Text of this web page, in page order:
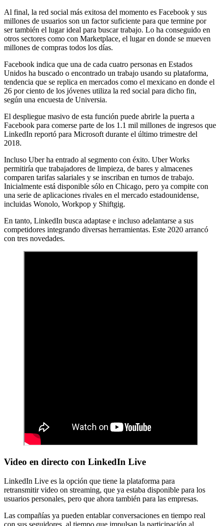
Al final, la red social más exitosa del momento es Facebook y sus
millones de usuarios son un factor suficiente para que termine por
ser también el lugar ideal para buscar trabajo. Lo ha conseguido en
otros sectores como con Marketplace, el lugar en donde se mueven
millones de compras todos los días.
Facebook indica que una de cada cuatro personas en Estados
Unidos ha buscado o encontrado un trabajo usando su plataforma,
tendencia que se replica en mercados como el mexicano en donde el
26 por ciento de los jóvenes utiliza la red social para dicho fin,
según una encuesta de Universia.
El despliegue masivo de esta función puede abrirle la puerta a
Facebook para comerse parte de los 1.1 mil millones de ingresos que
LinkedIn reportó para Microsoft durante el último trimestre del
2018.
Incluso Uber ha entrado al segmento con éxito. Uber Works
permitiría que trabajadores de limpieza, de bares y almacenes
comparen tarifas salariales y se inscriban en turnos de trabajo.
Inicialmente está disponible sólo en Chicago, pero ya compite con
una serie de aplicaciones rivales en el mercado estadounidense,
incluidas Wonolo, Workpop y Shiftgig.
En tanto, LinkedIn busca adaptase e incluso adelantarse a sus
competidores integrando diversas herramientas. Este 2020 arrancó
con tres novedades.
Video en directo con LinkedIn Live
LinkedIn Live es la opción que tiene la plataforma para
retransmitir video on streaming, que ya estaba disponible para los
usuarios personales, pero que ahora también para las empresas.
Las compañías ya pueden entablar conversaciones en tiempo real
con sus seguidores, al tiempo que impulsan la participación al